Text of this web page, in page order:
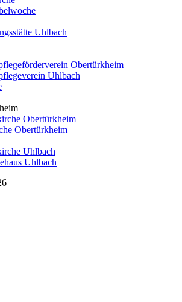
Uhlbach
Obertürkheim
Uhlbach
Obertürkheim
Obertürkheim
Uhlbach
Uhlbach